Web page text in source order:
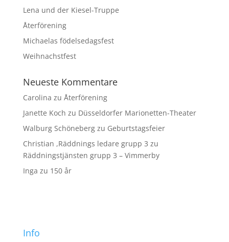
Lena und der Kiesel-Truppe
Återförening
Michaelas födelsedagsfest
Weihnachstfest
Neueste Kommentare
Carolina zu Återförening
Janette Koch zu Düsseldorfer Marionetten-Theater
Walburg Schönebergzu Geburtstagsfeier
Christian ,Räddnings ledare grupp 3 zu
Räddningstjänsten grupp 3 – Vimmerby
Inga zu 150 år
Info